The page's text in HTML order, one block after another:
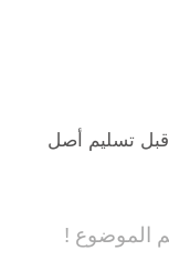
تسليم أصل
الموضوع !